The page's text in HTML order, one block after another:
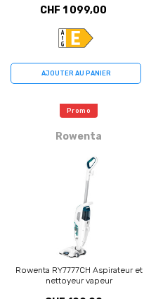
CHF 1 099,00
AJOUTER AU PANIER
Promo
Rowenta
Rowenta RY7777CH Aspirateur et
nettoyeur vapeur